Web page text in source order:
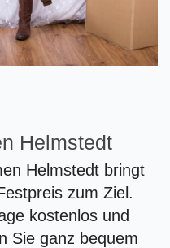
Helmstedt
Helmstedt bringt
zum Ziel.
kostenlos und
Sie ganz bequem